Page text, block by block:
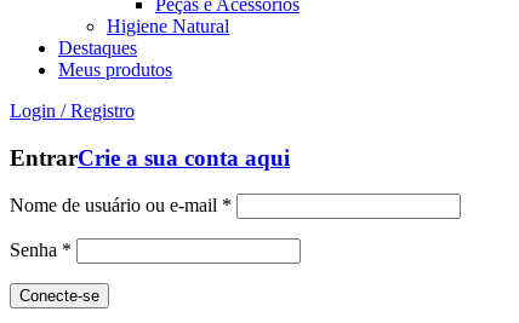
Peças e Acessórios
Higiene Natural
Destaques
Meus produtos
Login / Registro
EntrarCrie a sua conta aqui
Nome de usuário ou e-mail *
Senha *
Conecte-se